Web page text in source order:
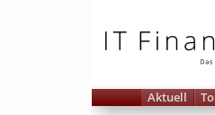
Aktuell